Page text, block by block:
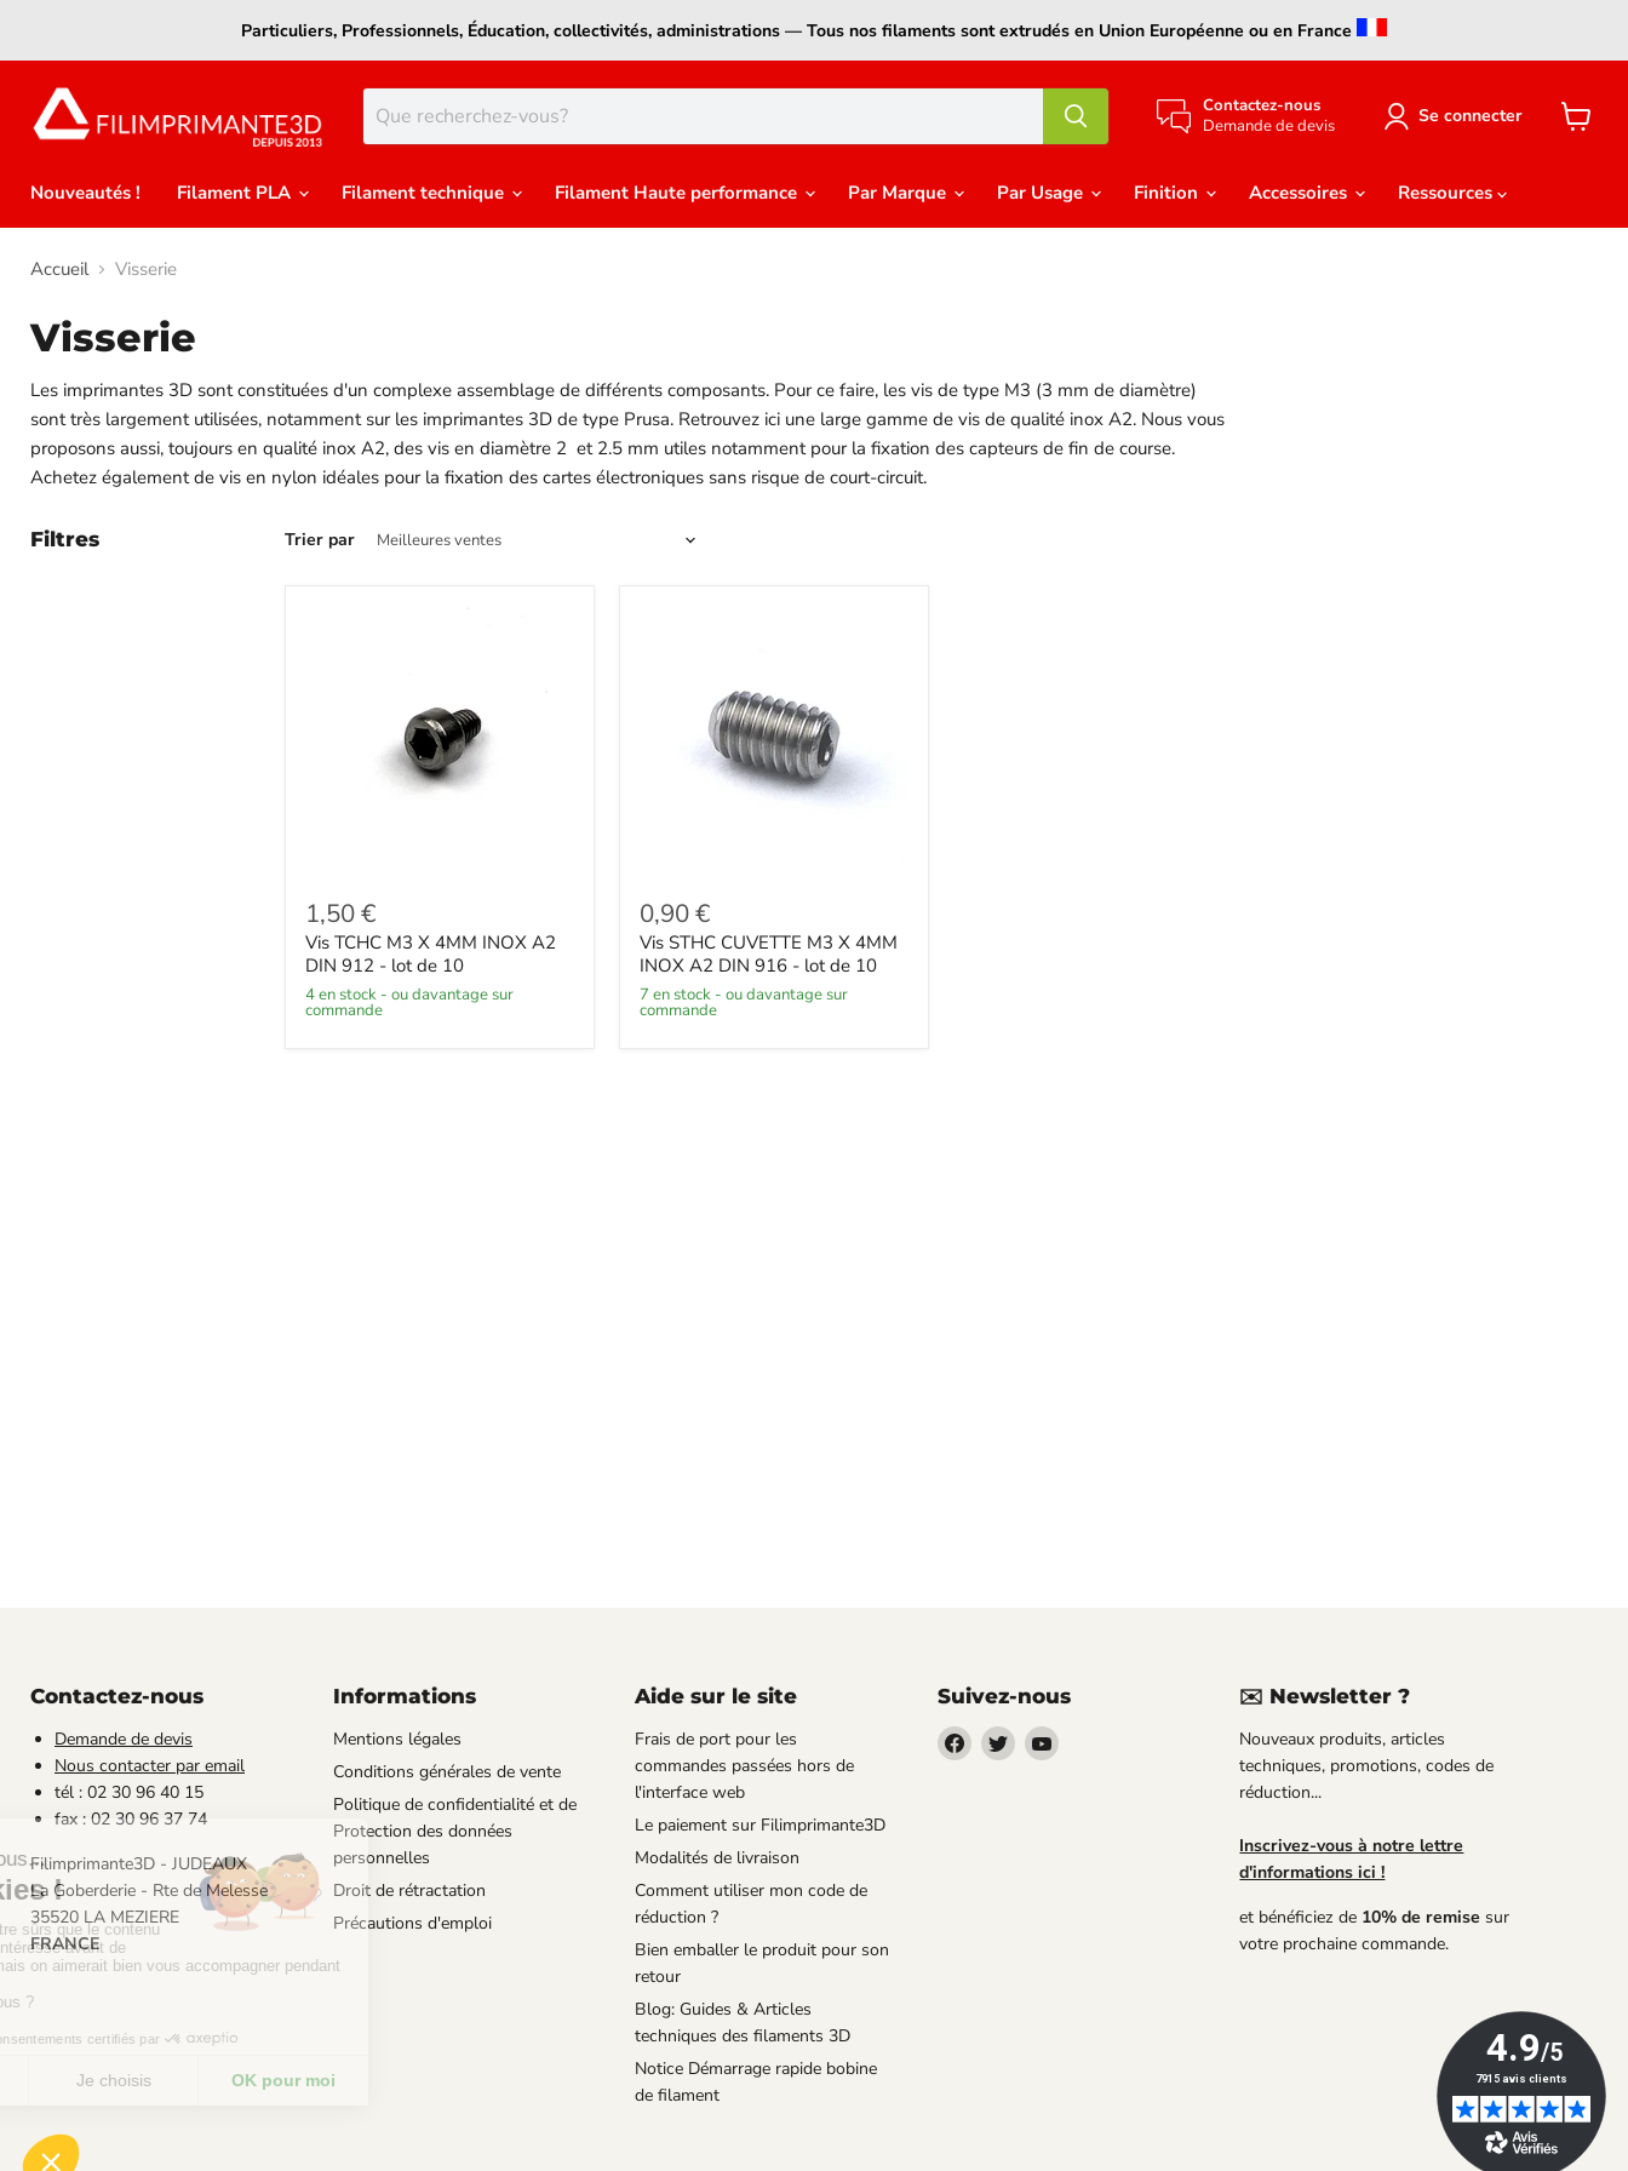
Particuliers, Professionnels, Éducation, collectivités, administrations — Tous nos filaments sont extrudés en Union Européenne ou en France
Contactez-nous
Demande de devis
Se connecter
Voir
Nouveautés ! Filament PLA Filament technique Filament Haute performance Par Marque Par Usage Finition Accessoires Ressources
Accueil Visserie
Visserie
Les imprimantes 3D sont constituées d'un complexe assemblage de différents composants. Pour ce faire, les vis de type M3 (3 mm de diamètre)
sont très largement utilisées, notamment sur les imprimantes 3D de type Prusa. Retrouvez ici une large gamme de vis de qualité inox A2. Nous vous
proposons aussi, toujours en qualité inox A2, des vis en diamètre 2 et 2.5 mm utiles notamment pour la fixation des capteurs de fin de course.
Achetez également de vis en nylon idéales pour la fixation des cartes électroniques sans risque de court-circuit.
Filtres Trier par
1,50 €
Vis TCHC M3 X 4MM INOX A2
DIN 912 - lot de 10
4 en stock - ou davantage sur
commande
0,90 €
Vis STHC CUVETTE M3 X 4MM
INOX A2 DIN 916 - lot de 10
7 en stock - ou davantage sur
commande
Contactez-nous
Demande de devis
Nous contacter par email
tél : 02 30 96 40 15
fax : 02 30 96 37 74
Filimprimante3D - JUDEAUX
La Goberderie - Rte de Melesse
35520 LA MEZIERE
FRANCE
Informations
Mentions légales
Conditions générales de vente
Politique de confidentialité et de
Protection des données
personnelles
Droit de rétractation
Précautions d'emploi
Aide sur le site
Frais de port pour les
commandes passées hors de
l'interface web
Le paiement sur Filimprimante3D
Modalités de livraison
Comment utiliser mon code de
réduction ?
Bien emballer le produit pour son
retour
Blog: Guides & Articles
techniques des filaments 3D
Notice Démarrage rapide bobine
de filament
Suivez-nous
Trouvez-
nous
Trouvez-
nous
Trouvez-
✉️ Newsletter ?
Nouveaux produits, articles
techniques, promotions, codes de
réduction...
Inscrivez-vous à notre lettre
d'informations ici !
et bénéficiez de 10% de remise sur
votre prochaine commande.